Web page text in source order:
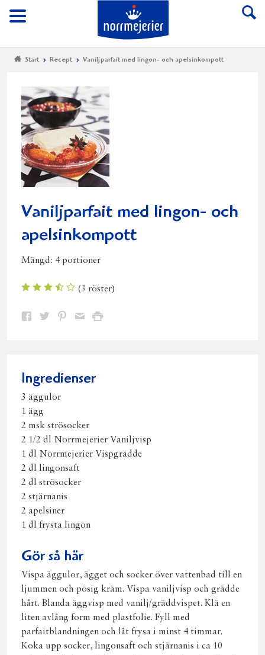
Meny
Till Norrmejerier
Start Recept Vaniljparfait med lingon- och apelsinkompott
Vaniljparfait med lingon- och
apelsinkompott
Mängd: 4 portioner
(3 röster)
Dela Dela Dela DelaSkriv
Ingredienser
3 äggulor
1 ägg
2 msk strösocker
2 1/2 dl Norrmejerier Vaniljvisp
1 dl Norrmejerier Vispgrädde
2 dl lingonsaft
2 dl strösocker
2 stjärnanis
2 apelsiner
1 dl frysta lingon
Gör så här
Vispa äggulor, ägget och socker över vattenbad till en
ljummen och pösig kräm. Vispa vaniljvisp och grädde
hårt. Blanda äggvisp med vanilj/gräddvispet. Klä en
liten avlång form med plastfolie. Fyll med
parfaitblandningen och låt frysa i minst 4 timmar.
Koka upp socker, lingonsaft och stjärnanis i ca 10